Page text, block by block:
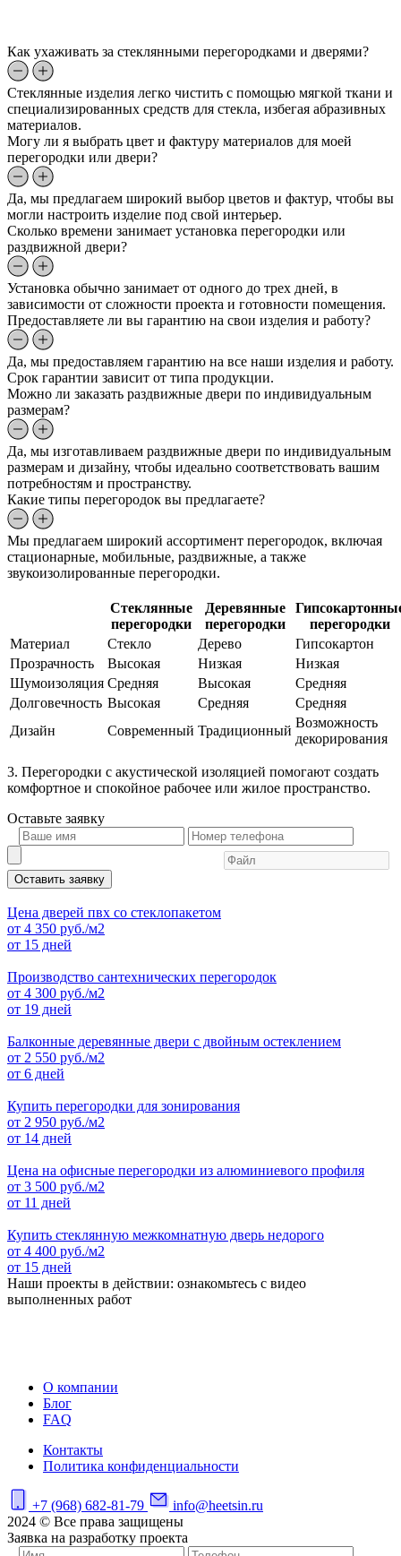
Как ухаживать за стеклянными перегородками и дверями?
Стеклянные изделия легко чистить с помощью мягкой ткани и
специализированных средств для стекла, избегая абразивных
материалов.
Могу ли я выбрать цвет и фактуру материалов для моей
перегородки или двери?
Да, мы предлагаем широкий выбор цветов и фактур, чтобы вы
могли настроить изделие под свой интерьер.
Сколько времени занимает установка перегородки или
раздвижной двери?
Установка обычно занимает от одного до трех дней, в
зависимости от сложности проекта и готовности помещения.
Предоставляете ли вы гарантию на свои изделия и работу?
Да, мы предоставляем гарантию на все наши изделия и работу.
Срок гарантии зависит от типа продукции.
Можно ли заказать раздвижные двери по индивидуальным
размерам?
Да, мы изготавливаем раздвижные двери по индивидуальным
размерам и дизайну, чтобы идеально соответствовать вашим
потребностям и пространству.
Какие типы перегородок вы предлагаете?
Мы предлагаем широкий ассортимент перегородок, включая
стационарные, мобильные, раздвижные, а также
звукоизолированные перегородки.
Стеклянные
перегородки
Деревянные
перегородки
перегородки
Материал
Стекло Дерево
Гипсокартон
Прозрачность
Высокая Низкая
Низкая
Шумоизоляция Средняя Высокая
Средняя
Долговечность Высокая Средняя
Средняя
Дизайн
Современный Традиционный
Возможность
декорирования
3. Перегородки с акустической изоляцией помогают создать
комфортное и спокойное рабочее или жилое пространство.
Оставьте заявку
Оставить заявку
Цена дверей пвх со стеклопакетом
от 4 350 руб./м2
от 15 дней
Производство сантехнических перегородок
от 4 300 руб./м2
от 19 дней
Балконные деревянные двери с двойным остеклением
от 2 550 руб./м2
от 6 дней
Купить перегородки для зонирования
от 2 950 руб./м2
от 14 дней
Цена на офисные перегородки из алюминиевого профиля
от 3 500 руб./м2
от 11 дней
Купить стеклянную межкомнатную дверь недорого
от 4 400 руб./м2
от 15 дней
Наши проекты в действии: ознакомьтесь с видео
выполненных работ
О компании
Блог
FAQ
Контакты
Политика конфиденциальности
+7 (968) 682-81-79
info@heetsin.ru
2024 © Все права защищены
Заявка на разработку проекта